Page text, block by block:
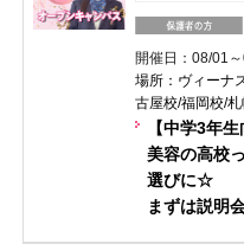
開催日：08/01
場所：ヴィーナ
古屋校/福岡校/
【中学3年生
美容の高校
選びに☆
まずは説明